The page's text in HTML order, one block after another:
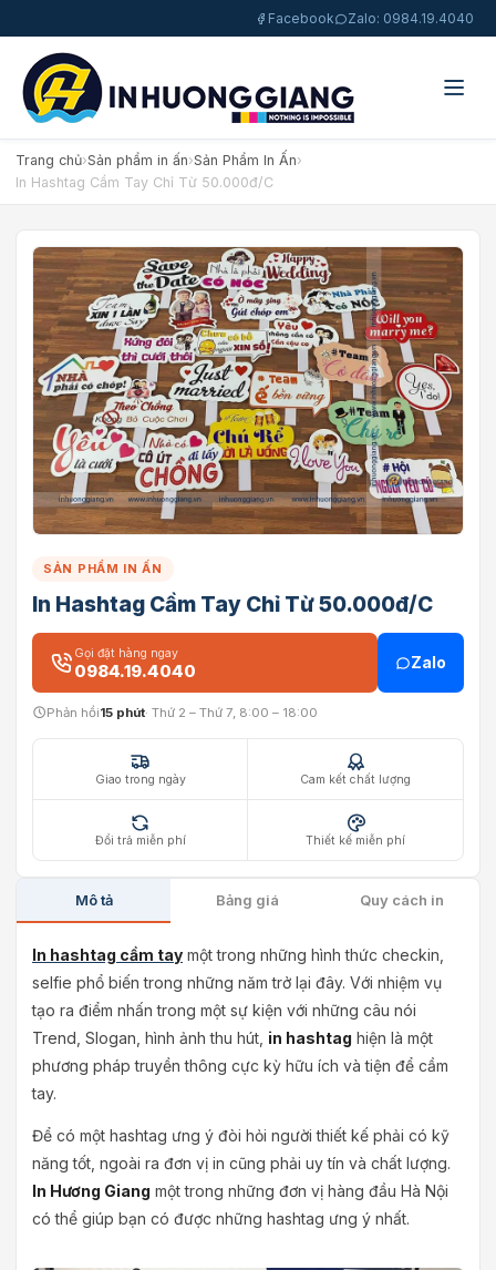
Facebook Zalo: 0984.19.4040
Trang chủ›Sản phẩm in ấn›Sản Phẩm In Ấn›
In Hashtag Cầm Tay Chỉ Từ 50.000đ/C
SẢN PHẨM IN ẤN
In Hashtag Cầm Tay Chỉ Từ 50.000đ/C
Gọi đặt hàng ngay
0984.19.4040 Zalo
Phản hồi15 phút· Thứ 2 – Thứ 7, 8:00 – 18:00
Giao trong ngày Cam kết chất lượng
Đổi trả miễn phí Thiết kế miễn phí
Mô tả Bảng giá Quy cách in
In hashtag cầm tay một trong những hình thức checkin,
selfie phổ biến trong những năm trở lại đây. Với nhiệm vụ
tạo ra điểm nhấn trong một sự kiện với những câu nói
Trend, Slogan, hình ảnh thu hút, in hashtag hiện là một
phương pháp truyền thông cực kỳ hữu ích và tiện để cầm
tay.
Để có một hashtag ưng ý đòi hỏi người thiết kế phải có kỹ
năng tốt, ngoài ra đơn vị in cũng phải uy tín và chất lượng.
In Hương Giang một trong những đơn vị hàng đầu Hà Nội
có thể giúp bạn có được những hashtag ưng ý nhất.